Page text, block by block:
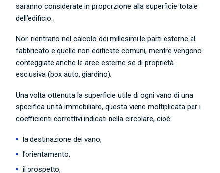
saranno considerate in proporzione alla superficie totale
dell’edificio.
Non rientrano nel calcolo dei millesimi le parti esterne al
fabbricato e quelle non edificate comuni, mentre vengono
conteggiate anche le aree esterne se di proprietà
esclusiva (box auto, giardino).
Una volta ottenuta la superficie utile di ogni vano di una
specifica unità immobiliare, questa viene moltiplicata per i
coefficienti correttiviindicati nella circolare, cioè:
la destinazione del vano,
l’orientamento,
il prospetto,